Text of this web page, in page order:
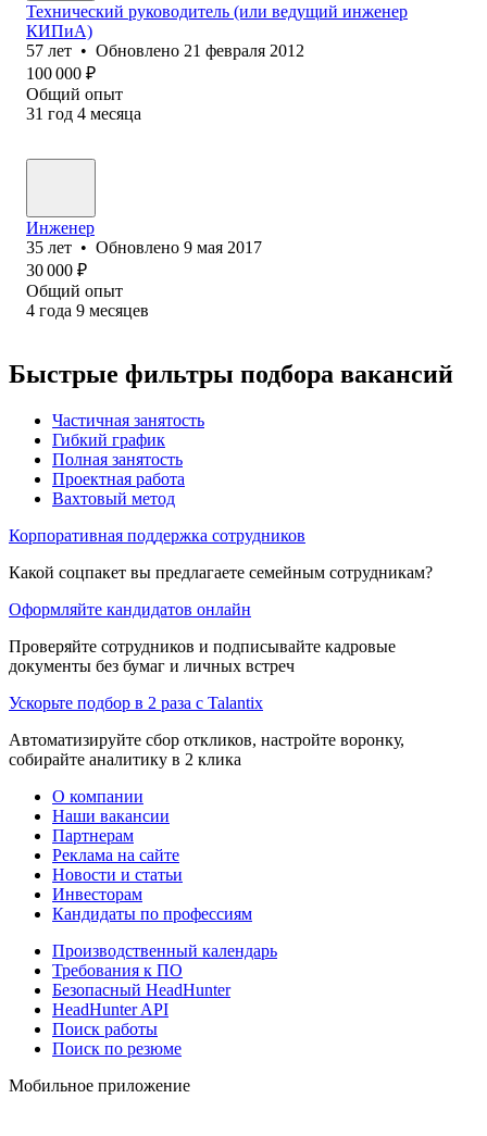
Технический руководитель (или ведущий инженер
КИПиА)
57 лет • Обновлено 21 февраля 2012
100 000 ₽
Общий опыт
31 год 4 месяца
Инженер
35 лет • Обновлено 9 мая 2017
30 000 ₽
Общий опыт
4 года 9 месяцев
Быстрые фильтры подбора вакансий
Частичная занятость
Гибкий график
Полная занятость
Проектная работа
Вахтовый метод
Корпоративная поддержка сотрудников
Какой соцпакет вы предлагаете семейным сотрудникам?
Оформляйте кандидатов онлайн
Проверяйте сотрудников и подписывайте кадровые
документы без бумаг и личных встреч
Ускорьте подбор в 2 раза с Talantix
Автоматизируйте сбор откликов, настройте воронку,
собирайте аналитику в 2 клика
О компании
Наши вакансии
Партнерам
Реклама на сайте
Новости и статьи
Инвесторам
Кандидаты по профессиям
Производственный календарь
Требования к ПО
Безопасный HeadHunter
HeadHunter API
Поиск работы
Поиск по резюме
Мобильное приложение